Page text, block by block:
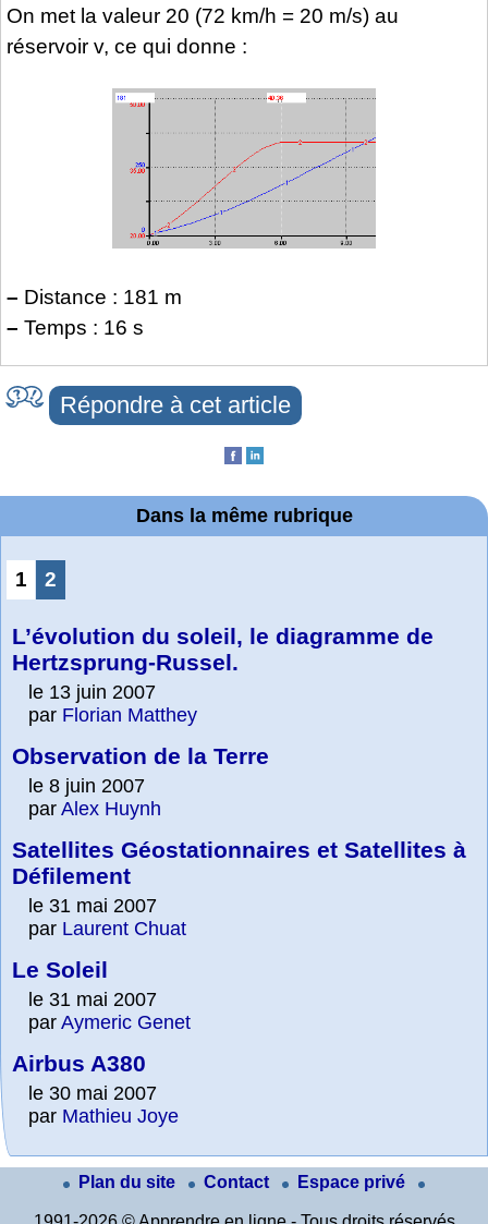
On met la valeur 20 (72 km/h = 20 m/s) au
réservoir v, ce qui donne :
– Distance : 181 m
– Temps : 16 s
Répondre à cet article
Dans la même rubrique
1 2
L’évolution du soleil, le diagramme de
Hertzsprung-Russel.
le 13 juin 2007
par Florian Matthey
Observation de la Terre
le 8 juin 2007
par Alex Huynh
Satellites Géostationnaires et Satellites à
Défilement
le 31 mai 2007
par Laurent Chuat
Le Soleil
le 31 mai 2007
par Aymeric Genet
Airbus A380
le 30 mai 2007
par Mathieu Joye
Plan du site Contact Espace privé